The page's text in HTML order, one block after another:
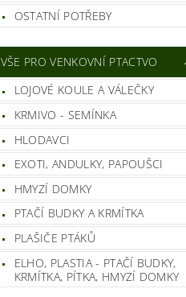
OSTATNÍ POTŘEBY
VŠE PRO VENKOVNÍ PTACTVO
LOJOVÉ KOULE A VÁLEČKY
KRMIVO - SEMÍNKA
HLODAVCI
EXOTI, ANDULKY, PAPOUŠCI
HMYZÍ DOMKY
PTAČÍ BUDKY A KRMÍTKA
PLAŠIČE PTÁKŮ
ELHO, PLASTIA - PTAČÍ BUDKY,
KRMÍTKA, PÍTKA, HMYZÍ DOMKY